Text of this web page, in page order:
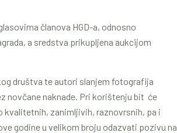
članova HGD-a, odnosno
a sredstva prikupljena aukcijom
društva te autori slanjem fotografija
novčane naknade. Pri korištenju bit će
kvalitetnih, zanimljivih, raznovrsnih, pa i
godine u velikom broju odazvati pozivu na